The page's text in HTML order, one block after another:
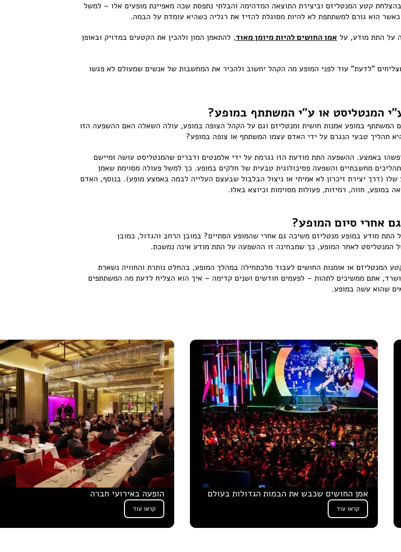
קטע המנטליזם וביצירת התוצאה המדהימה והבלתי נתפסת שכה מאפיינת מופעים אלו – למשל
הוא גורם למשתתפת לא להיות מסוגלת להזיז את רגליה כשהיא עומדת על הבמה.
על התת מודע, על אמן החושים להיות מיומן מאוד, להתאמן המון ולהכין את הקטעים במדויק ובאופן
"לדעת" עוד לפני המופע מה הקהל יחשוב ולהכיר את המחשבות של אנשים שמעולם לא פגשו
המנטליסט או ע"י המשתתף במופע?
במופע אמנות חושית ומנטליזם וגם על הקהל הצופה במופע, עולה השאלה האם ההשפעה הזו
תהליך טבעי הנגרם על ידי האדם עצמו המשתתף או צופה במופע?
באמצע. ההשפעה התת מודעת הזו נגרמת על ידי אלמנטים ודברים שהמנטליסט עושה ומיישם
מחשבתיים והשפעה פסיכולוגית טבעית של חלקים במופע. כך למשל פעולה מסוימת שאמן
(דרך יצירת זיכרון לא אמיתי או ניצול הבלבול שבעצם העלייה לבמה באמצע מופע). בנוסף, האדם
חווה, רמיזות, פעולות מסוימות וכיוצא באלו.
אחרי סיום המופע?
מודע במופע מנטליזם משיכה גם אחרי שהמופע הסתיים? במובן הרחב והגדול, כמובן
המנטליסט לאחר המופע, כך שמבחינה זו ההשפעה על התת מודע אינה נמשכת.
המנטליזם או אומנות החושים לעבוד מלכתחילה במהלך המופע, בהחלט נותרת והחוויה נשארת
אתם ממשיכים לתהות – לפעמים חודשים ושנים קדימה – איך הוא הצליח לדעת מה המשתתפים
שהוא עשה במופע.
אמן החושים שכבש את הבמות הגדולות בעולם
קראו עוד
הופעה באירועי חברה
קראו עוד